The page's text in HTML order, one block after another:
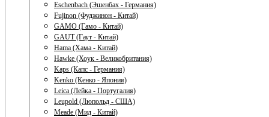
Eschenbach (Эшенбах - Германия)
Fujinon (Фуджинон - Китай)
GAMO (Гамо - Китай)
GAUT (Гаут - Китай)
Hama (Хама - Китай)
Hawke (Хоук - Великобритания)
Kaps (Капс - Германия)
Kenko (Кенко - Япония)
Leica (Лейка - Португалия)
Leupold (Люпольд - США)
Meade (Мид - Китай)